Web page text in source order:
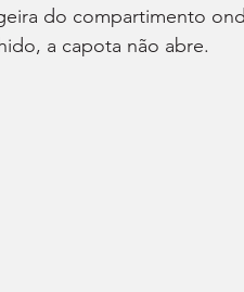
do compartimento
a capota não abre.